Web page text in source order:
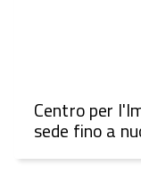
Centro per
sede fino a